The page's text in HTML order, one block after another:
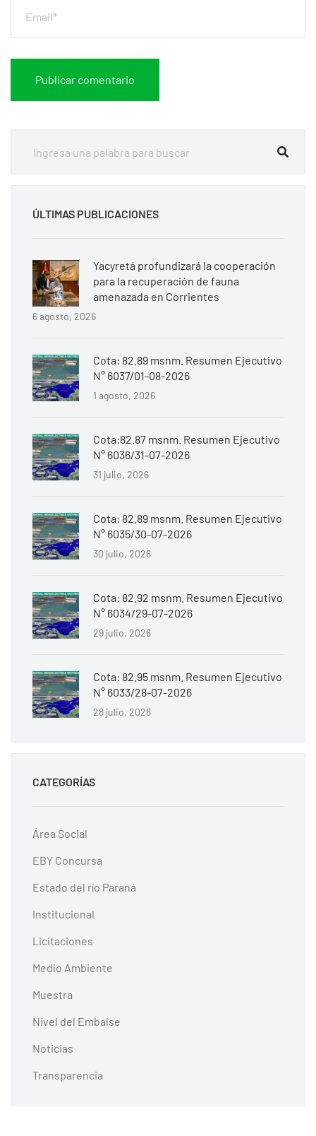
ÚLTIMAS PUBLICACIONES
Yacyretá profundizará la cooperación
para la recuperación de fauna
amenazada en Corrientes
6 agosto, 2026
Cota: 82.89 msnm. Resumen Ejecutivo
N° 6037/01-08-2026
1 agosto, 2026
Cota:82.87 msnm. Resumen Ejecutivo
N° 6036/31-07-2026
31 julio, 2026
Cota: 82.89 msnm. Resumen Ejecutivo
N° 6035/30-07-2026
30 julio, 2026
Cota: 82.92 msnm. Resumen Ejecutivo
N° 6034/29-07-2026
29 julio, 2026
Cota: 82.95 msnm. Resumen Ejecutivo
N° 6033/28-07-2026
28 julio, 2026
CATEGORÍAS
Área Social
EBY Concursa
Estado del río Paraná
Institucional
Licitaciones
Medio Ambiente
Muestra
Nivel del Embalse
Noticias
Transparencia